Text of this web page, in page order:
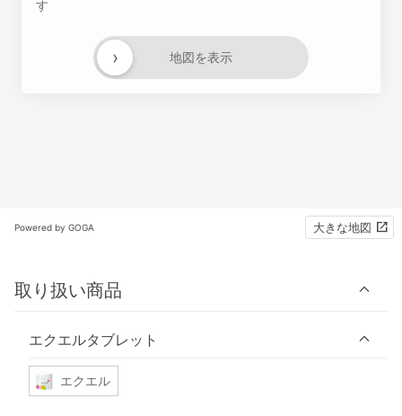
す
地図を表示
›
Powered by GOGA 大きな地図
取り扱い商品
エクエルタブレット
エクエル